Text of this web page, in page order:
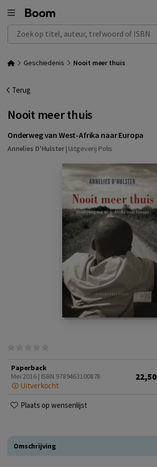
Zoek op titel, auteur, trefwoord of ISBN
Geschiedenis Nooit meer thuis
Terug
Nooit meer thuis
Onderweg van West-Afrika naar Europa
Annelies D'Hulster| Uitgeverij Polis
Paperback
Mei 2016 | ISBN 9789463100878
Uitverkocht
22,50
Plaats op wensenlijst
Omschrijving